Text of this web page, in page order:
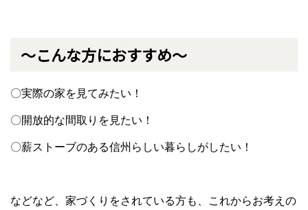
～こんな方におすすめ～
〇実際の家を見てみたい！
〇開放的な間取りを見たい！
〇薪ストーブのある信州らしい暮らしがしたい！
などなど、家づくりをされている方も、これからお考えの